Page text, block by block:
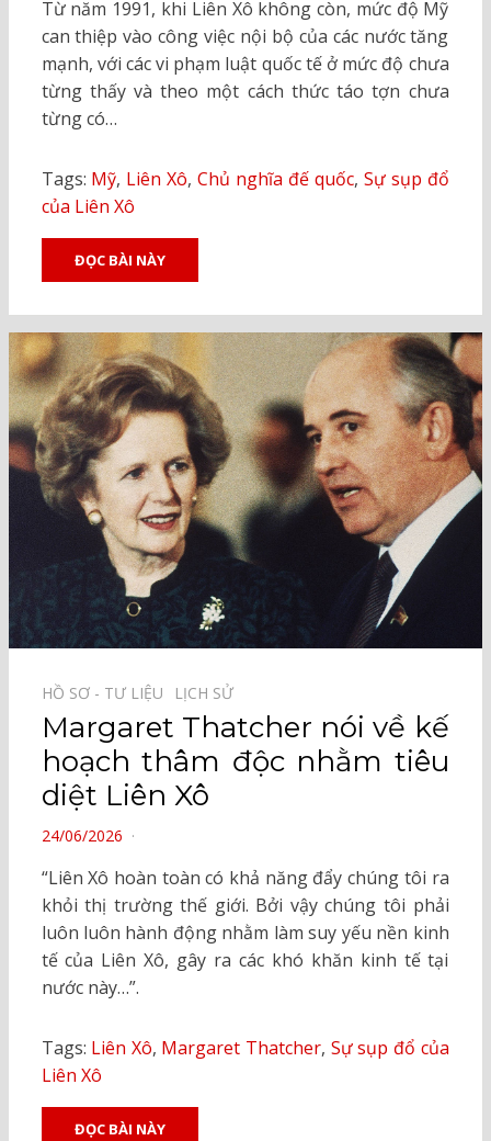
Từ năm 1991, khi Liên Xô không còn, mức độ Mỹ
can thiệp vào công việc nội bộ của các nước tăng
mạnh, với các vi phạm luật quốc tế ở mức độ chưa
từng thấy và theo một cách thức táo tợn chưa
từng có…
Tags: Mỹ, Liên Xô,Chủ nghĩa đế quốc, Sự sụp đổ
của Liên Xô
ĐỌC BÀI NÀY
HỒ SƠ - TƯ LIỆU⠀ LỊCH SỬ⠀
Margaret Thatcher nói về kế
hoạch thâm độc nhằm tiêu
diệt Liên Xô
POSTED
24/06/2026
“Liên Xô hoàn toàn có khả năng đẩy chúng tôi ra
khỏi thị trường thế giới. Bởi vậy chúng tôi phải
luôn luôn hành động nhằm làm suy yếu nền kinh
tế của Liên Xô, gây ra các khó khăn kinh tế tại
nước này…”.
Tags: Liên Xô, Margaret Thatcher, Sự sụp đổ của
Liên Xô
ĐỌC BÀI NÀY